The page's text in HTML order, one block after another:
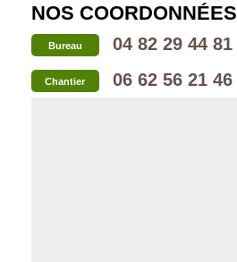
NOS COORDONNÉES
Bureau 04 82 29 44 81
Chantier 06 62 56 21 46